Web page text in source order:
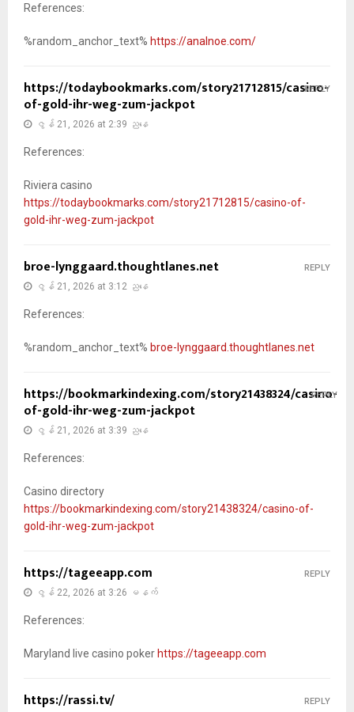
References:
%random_anchor_text% https://analnoe.com/
https://todaybookmarks.com/story21712815/casino-
of-gold-ihr-weg-zum-jackpot
ဇွန် 21, 2026 at 2:39 ညနေ
References:
Riviera casino
https://todaybookmarks.com/story21712815/casino-of-
gold-ihr-weg-zum-jackpot
REPLY
broe-lynggaard.thoughtlanes.net
ဇွန် 21, 2026 at 3:12 ညနေ
References:
%random_anchor_text% broe-lynggaard.thoughtlanes.net
REPLY
https://bookmarkindexing.com/story21438324/casino-
of-gold-ihr-weg-zum-jackpot
ဇွန် 21, 2026 at 3:39 ညနေ
References:
Casino directory
https://bookmarkindexing.com/story21438324/casino-of-
gold-ihr-weg-zum-jackpot
REPLY
https://tageeapp.com
ဇွန် 22, 2026 at 3:26 မနက်
References:
Maryland live casino poker https://tageeapp.com
REPLY
https://rassi.tv/ REPLY